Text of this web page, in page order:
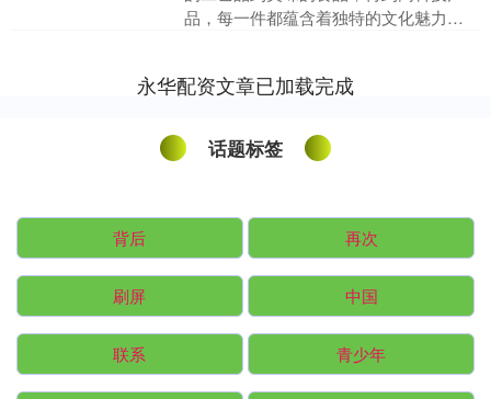
品，每一件都蕴含着独特的文化魅力。
永华配资文章已加载完成
话题标签
背后 再次
刷屏 中国
联系 青少年